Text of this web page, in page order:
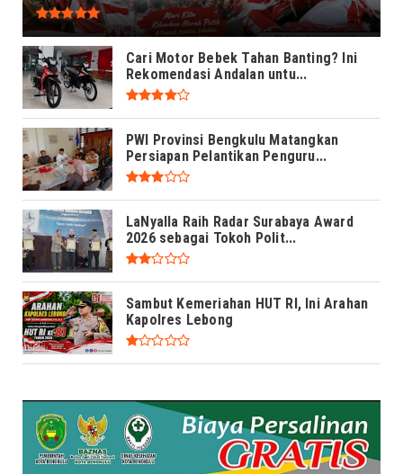
Cari Motor Bebek Tahan Banting? Ini
Rekomendasi Andalan untu...
PWI Provinsi Bengkulu Matangkan
Persiapan Pelantikan Penguru...
LaNyalla Raih Radar Surabaya Award
2026 sebagai Tokoh Polit...
Sambut Kemeriahan HUT RI, Ini Arahan
Kapolres Lebong